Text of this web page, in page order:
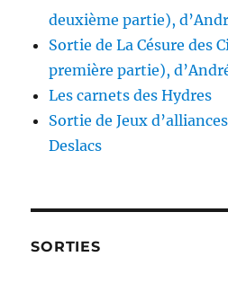
deuxième partie),
Sortie de La Césure des
première partie),
Les carnets des Hydres
Sortie de Jeux
Deslacs
SORTIES